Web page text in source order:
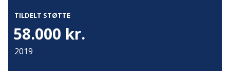
TILDELT STØTTE
58.000 kr.
2019
TrygFonden
info@trygfonden.dk